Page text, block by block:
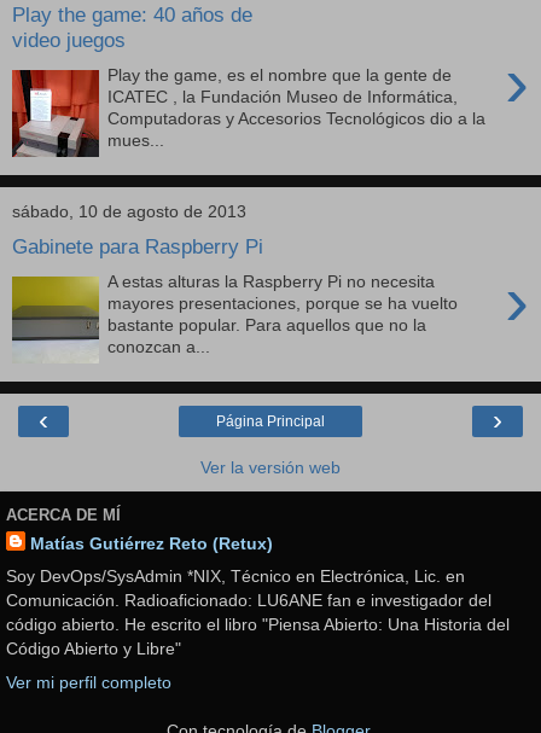
Play the game: 40 años de
video juegos
›
Play the game, es el nombre que la gente de
ICATEC , la Fundación Museo de Informática,
Computadoras y Accesorios Tecnológicos dio a la
mues...
sábado, 10 de agosto de 2013
Gabinete para Raspberry Pi
›
A estas alturas la Raspberry Pi no necesita
mayores presentaciones, porque se ha vuelto
bastante popular. Para aquellos que no la
conozcan a...
‹ ›
Página Principal
Ver la versión web
ACERCA DE MÍ
Matías Gutiérrez Reto (Retux)
Soy DevOps/SysAdmin *NIX, Técnico en Electrónica, Lic. en
Comunicación. Radioaficionado: LU6ANE fan e investigador del
código abierto. He escrito el libro "Piensa Abierto: Una Historia del
Código Abierto y Libre"
Ver mi perfil completo